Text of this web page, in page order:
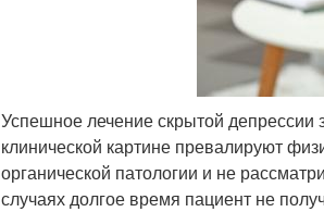
Успешное лечение скрытой депрессии
клинической картине превалируют
органической патологии и не
случаях долгое время пациент не